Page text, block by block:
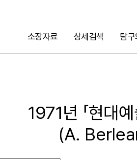
소장자료 상세검색 탐구
검색
1971년 「현대
(A.